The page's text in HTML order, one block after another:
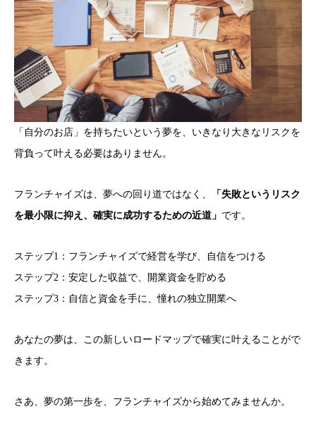
「自分のお店」を持ちたいという夢を、いきなり大きなリスクを
背負って叶える必要はありません。
フランチャイズは、夢への回り道ではなく、
「失敗というリスク
を最小限に抑え、確実に成功するための近道」 です。
ステップ1：フランチャイズで経営を学び、自信をつける
ステップ2：安定した収益で、開業資金を貯める
ステップ3：自信と資金を手に、憧れの独立開業へ
あなたの夢は、この新しいロードマップで確実に叶えることがで
きます。
さあ、夢の第一歩を、フランチャイズから始めてみませんか。